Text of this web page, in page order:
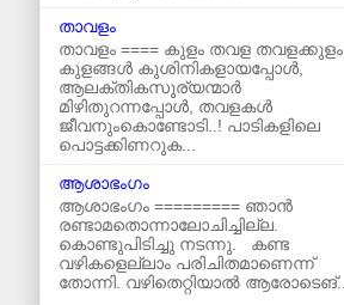
താവളം
താവളം ==== കുളം തവള തവളക്കുളം
കുളങ്ങൾ കുശിനികളായപ്പോൾ,
ആലക്തികസൂര്യന്മാർ
മിഴിതുറന്നപ്പോൾ, തവളകൾ
ജീവനുംകൊണ്ടോടി..! പാടികളിലെ
പൊട്ടക്കിണറുക...
ആശാഭംഗം
ആശാഭംഗം ========= ഞാൻ
രണ്ടാമതൊന്നാലോചിച്ചില്ല.
കൊണ്ടുപിടിച്ചു നടന്നു. കണ്ട
വഴികളെല്ലാം പരിചിതമാണെന്ന്
തോന്നി. വഴിതെറ്റിയാൽ ആരോടെങ്...